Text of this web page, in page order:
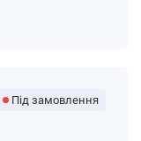
Під замовлення